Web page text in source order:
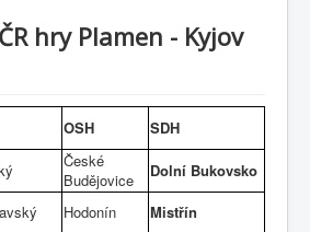
hry Plamen - Kyjov
OSH SDH
České
Budějovice
Dolní Bukovsko
Hodonín
Mistřín